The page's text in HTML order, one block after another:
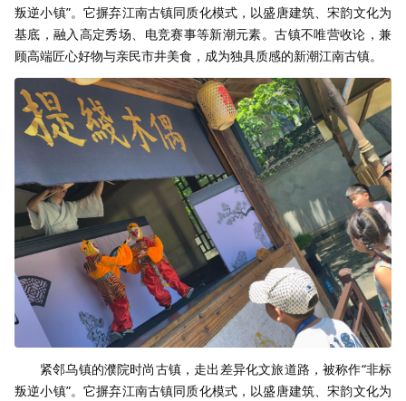
叛逆小镇”。它摒弃江南古镇同质化模式，以盛唐建筑、宋韵文化为
基底，融入高定秀场、电竞赛事等新潮元素。古镇不唯营收论，兼
顾高端匠心好物与亲民市井美食，成为独具质感的新潮江南古镇。
紧邻乌镇的濮院时尚古镇，走出差异化文旅道路，被称作“非标
叛逆小镇”。它摒弃江南古镇同质化模式，以盛唐建筑、宋韵文化为